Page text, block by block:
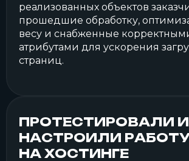
реализованных объектов
прошедшие обработку,
весу и снабженные
атрибутами для ускорения
страниц.
ПРОТЕСТИРОВАЛИ И
НАСТРОИЛИ
НА ХОСТИНГЕ